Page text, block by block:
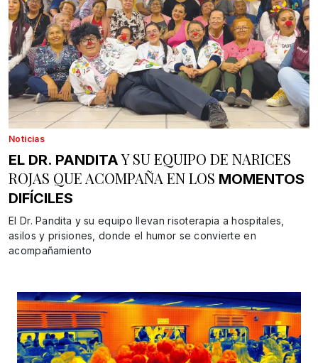
Noticias
EL DR. PANDITAY SU EQUIPO DE NARICES
ROJAS QUE ACOMPAÑA EN LOS MOMENTOS
DIFÍCILES
El Dr. Pandita y su equipo llevan risoterapia a hospitales,
asilos y prisiones, donde el humor se convierte en
acompañamiento